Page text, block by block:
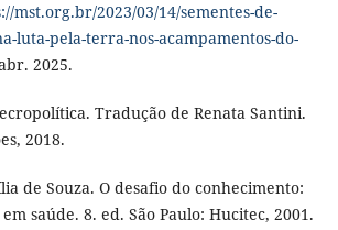
mst.org.br/2023/03/14/sementes-de-
luta-pela-terra-nos-acampamentos-do-
2025.
Tradução de Renata Santini.
2018.
de Souza. O desafio do conhecimento:
saúde. 8. ed. São Paulo: Hucitec, 2001.